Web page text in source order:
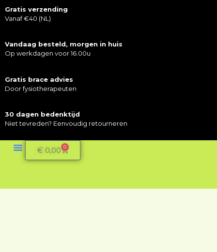
Gratis verzending
Vanaf €40 (NL)
Vandaag besteld, morgen in huis
Op werkdagen voor 16.00u
Gratis brace advies
Door fysiotherapeuten
30 dagen bedenktijd
Niet tevreden? Eenvoudig retourneren
€ 0,00 0